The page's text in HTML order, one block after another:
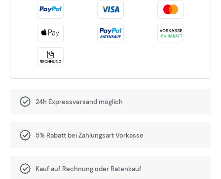
24h Expressversand möglich
5% Rabatt bei Zahlungsart Vorkasse
Kauf auf Rechnung oder Ratenkauf